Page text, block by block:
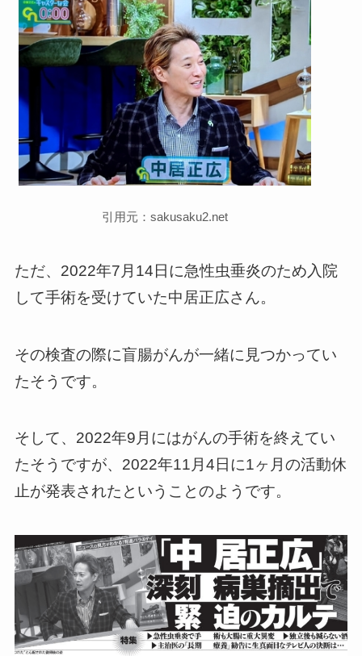
引用元：sakusaku2.net
ただ、2022年7月14日に急性虫垂炎のため入院
して手術を受けていた中居正広さん。
その検査の際に盲腸がんが一緒に見つかってい
たそうです。
そして、2022年9月にはがんの手術を終えてい
たそうですが、2022年11月4日に1ヶ月の活動休
止が発表されたということのようです。